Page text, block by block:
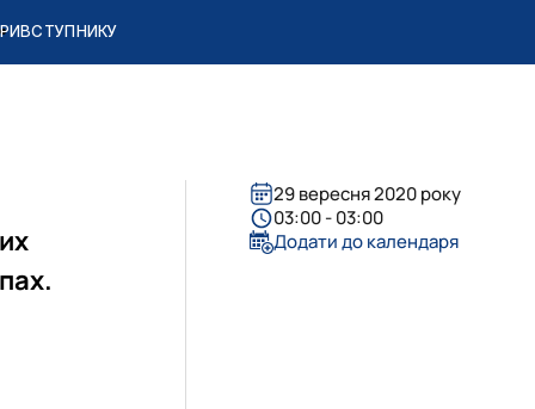
ВСТУПНИКУ
29 вересня 2020 року
03:00 - 03:00
Додати до календаря